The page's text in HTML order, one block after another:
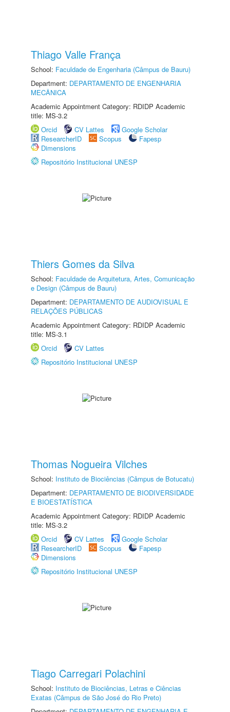
Thiago Valle França
School: Faculdade de Engenharia (Câmpus de Bauru)
Department: DEPARTAMENTO DE ENGENHARIA
MECÂNICA
Academic Appointment Category: RDIDP Academic
title: MS-3.2
Orcid
CV Lattes
Google Scholar
ResearcherID
Scopus
Fapesp
Dimensions
Repositório Institucional UNESP
Thiers Gomes da Silva
School: Faculdade de Arquitetura, Artes, Comunicação
e Design (Câmpus de Bauru)
Department: DEPARTAMENTO DE AUDIOVISUAL E
RELAÇÕES PÚBLICAS
Academic Appointment Category: RDIDP Academic
title: MS-3.1
Orcid
CV Lattes
Repositório Institucional UNESP
Thomas Nogueira Vilches
School: Instituto de Biociências (Câmpus de Botucatu)
Department: DEPARTAMENTO DE BIODIVERSIDADE
E BIOESTATÍSTICA
Academic Appointment Category: RDIDP Academic
title: MS-3.2
Orcid
CV Lattes
Google Scholar
ResearcherID
Scopus
Fapesp
Dimensions
Repositório Institucional UNESP
Tiago Carregari Polachini
School: Instituto de Biociências, Letras e Ciências
Exatas (Câmpus de São José do Rio Preto)